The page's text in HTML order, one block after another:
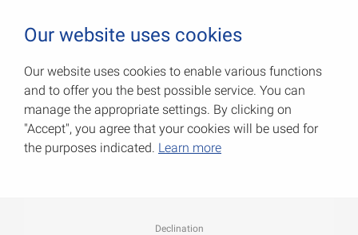
ПВХ-профили угловые
Артикул: 054030101W
Our website uses cookies
Our website uses cookies to enable various functions
and to offer you the best possible service. You can
manage the appropriate settings. By clicking on
"Accept", you agree that your cookies will be used for
the purposes indicated. Learn more
Declination